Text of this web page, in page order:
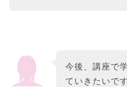
今後、講座で
ていきたいで